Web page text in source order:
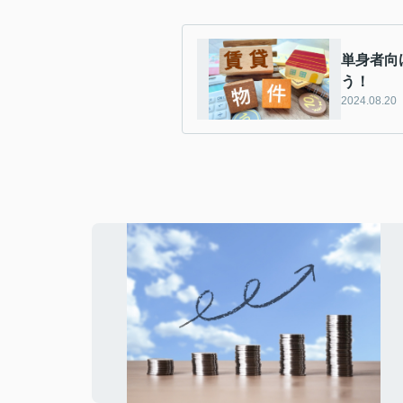
単身者向
う！
2024.08.20